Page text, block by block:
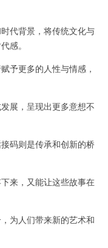
代背景，将传统文化与
感。
更多的人性与情感，
展，呈现出更多意想不
码则是传承和创新的桥
来，又能让这些故事在
为人们带来新的艺术和